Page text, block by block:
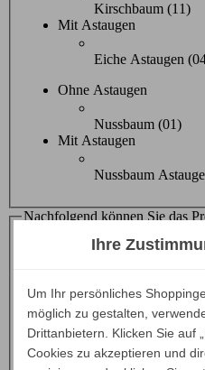
Kirschbaum (11)
Mit Astaugen
Eiche Astaugen
Ohne Astaugen
Nussbaum (01)
Mit Astaugen
Nussbaum
Nachfolgend können Sie das
Bespannung
Bespannung
Wählen Sie zunächst
Leder D4
Ihre
Um Ihr persönliches
möglich zu gestalten,
Drittanbietern. Klicken Sie auf
Cookies zu akzeptieren und